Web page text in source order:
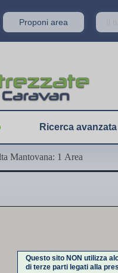
Ricerca avanzata
Mantovana: 1 Area
Proponi area
Questo sito NON utilizza
di terze parti legati alla